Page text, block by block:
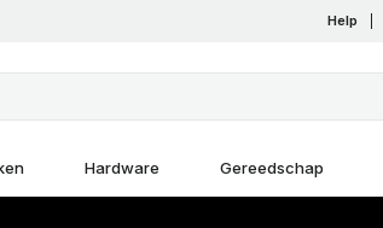
Help
Hardware Gereedschap